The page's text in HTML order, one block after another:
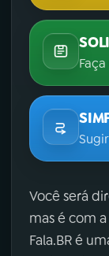
Você será
mas é com
Fala.BR é